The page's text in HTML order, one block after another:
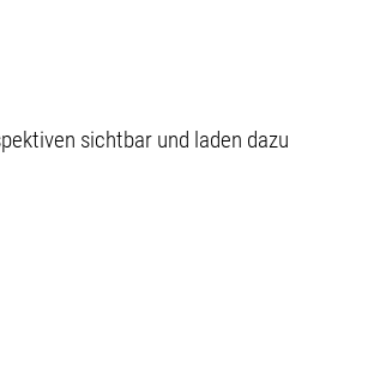
sichtbar und laden dazu